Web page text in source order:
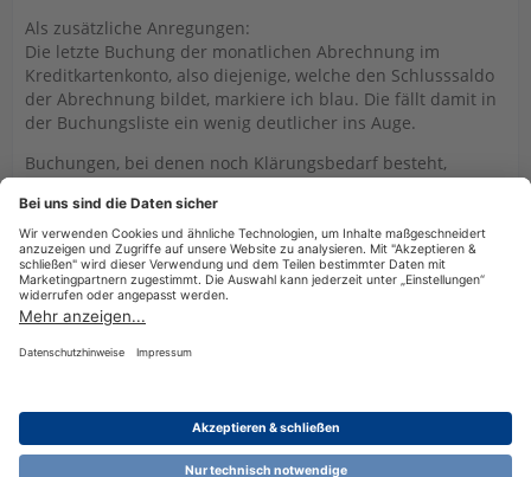
Als zusätzliche Anregungen:
Die letzte Buchung der monatlichen Abrechnung im
Kreditkartenkonto, also diejenige, welche den Schlusssaldo
der Abrechnung bildet, markiere ich blau. Die fällt damit in
der Buchungsliste ein wenig deutlicher ins Auge.
Buchungen, bei denen noch Klärungsbedarf besteht,
schnell, wenn man sich die Tastenkombinationen ein wenig
einprägt, also immer Strg+Umsch und dazu die Taste eines
Buchstabens, der fast immer am Anfang der Farbe steht
(g=gelb, b=blau, n=grün, weil g schon vergeben ist, usw.).
Nutzungsbestimmungen Cookie-Einstellungen